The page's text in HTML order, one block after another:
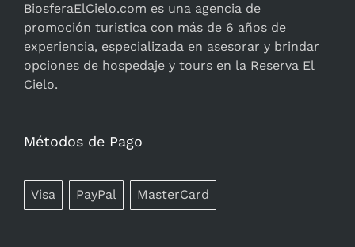
BiosferaElCielo.com es una agencia de
promoción turistica con más de 6 años de
experiencia, especializada en asesorar y brindar
opciones de hospedaje y tours en la Reserva El
Cielo.
Métodos de Pago
Visa PayPal MasterCard